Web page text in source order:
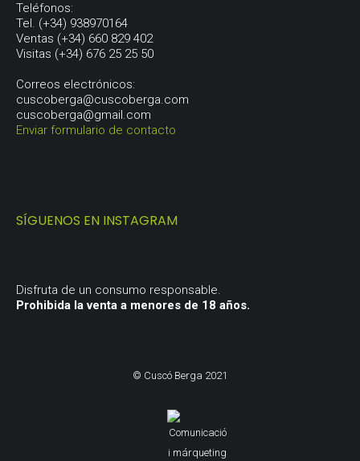
Teléfonos:
Tel. (+34) 938970164
Ventas (+34) 660 829 402
Visitas (+34) 676 25 25 50
Correos electrónicos:
cuscoberga@cuscoberga.com
cuscoberga@gmail.com
Enviar formulario de contacto
SÍGUENOS EN INSTAGRAM
Disfruta de un consumo responsable.
Prohibida la venta a menores de 18 años.
© Cuscó Berga 2021